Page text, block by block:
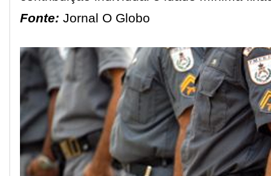
Fonte: Jornal O Globo